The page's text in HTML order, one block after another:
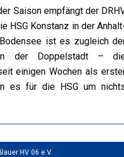
Saison empfängt der
HSG Konstanz in der
ist es zugleich
der Doppelstadt –
einigen Wochen als
es für die HSG um
HV 06 e.V.